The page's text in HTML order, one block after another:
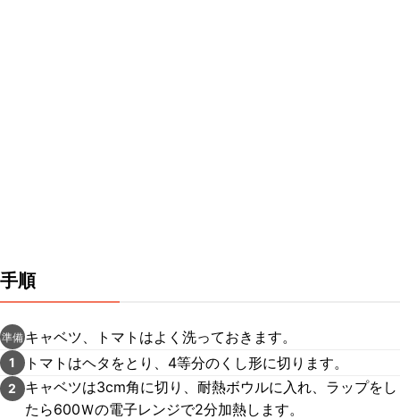
手順
準備 キャベツ、トマトはよく洗っておきます。
1 トマトはヘタをとり、4等分のくし形に切ります。
2
キャベツは3cm角に切り、耐熱ボウルに入れ、ラップをし
たら600Ｗの電子レンジで2分加熱します。